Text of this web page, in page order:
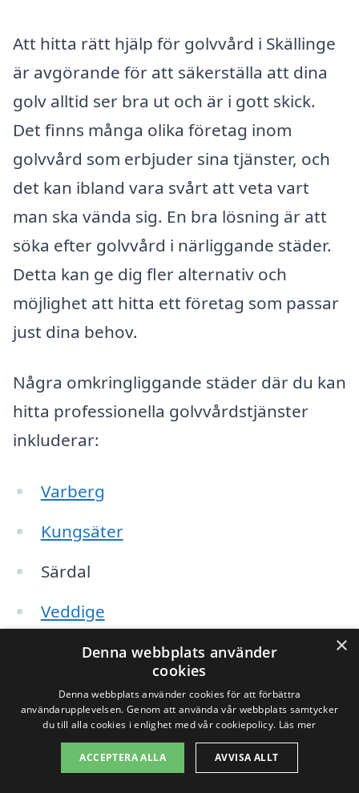
Att hitta rätt hjälp för golvvård i Skällinge
är avgörande för att säkerställa att dina
golv alltid ser bra ut och är i gott skick.
Det finns många olika företag inom
golvvård som erbjuder sina tjänster, och
det kan ibland vara svårt att veta vart
man ska vända sig. En bra lösning är att
söka efter golvvård i närliggande städer.
Detta kan ge dig fler alternativ och
möjlighet att hitta ett företag som passar
just dina behov.
Några omkringliggande städer där du kan
hitta professionella golvvårdstjänster
inkluderar:
Varberg
Kungsäter
Särdal
Veddige
Falkenberg
Gällinge
Åsa
Tjolöholm
×
Denna webbplats använder
cookies
Denna webbplats använder cookies för att förbättra
användarupplevelsen. Genom att använda vår webbplats samtycker
du till alla cookies i enlighet med vår cookiepolicy. Läs mer
ACCEPTERA ALLA AVVISA ALLT